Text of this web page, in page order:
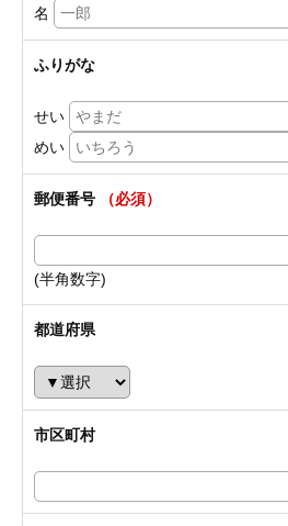
名
ふりがな
せい
めい
郵便番号 （必須）
(半角数字)
都道府県
市区町村